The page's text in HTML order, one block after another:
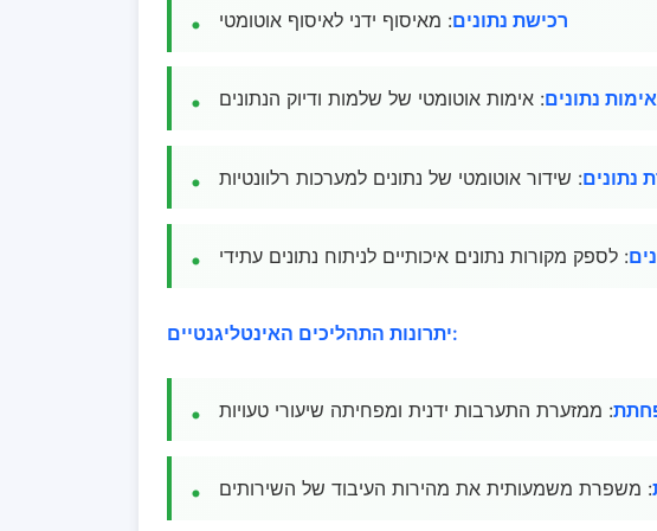
רכישת נתונים: מאיסוף ידני לאיסוף אוטומטי
נתונים: אימות אוטומטי של שלמות ודיוק הנתונים
נתונים: שידור אוטומטי של נתונים למערכות רלוונטיות
: לספק מקורות נתונים איכותיים לניתוח נתונים עתידי
יתרונות התהליכים האינטליגנטיים:
: ממזערת התערבות ידנית ומפחיתה שיעורי טעויות
: משפרת משמעותית את מהירות העיבוד של השירותים